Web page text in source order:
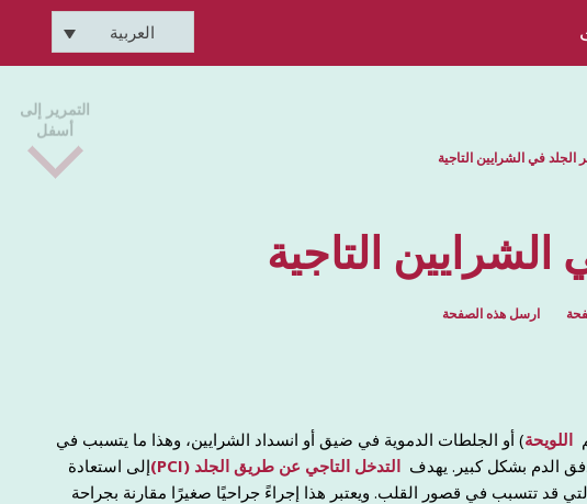
العربية
الجلد في الشرايين التاجية
التاجية
ارسل هذه الصفحة
اللويحة) أو الجلطات الدموية في ضيق أو انسداد الشرايين، وهذا ما يتسبب في
الدم بشكل كبير. يهدف التدخل التاجي عن طريق الجلد (PCI)
إلى استعادة
قد تتسبب في قصور القلب. ويعتبر هذا إجراءً جراحيًا صغيرًا مقارنة بجراحة
التمرير إلى
أسفل